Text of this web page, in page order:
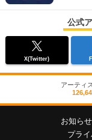
公式
X(Twitter)
アーティ
お知らせ
プラ